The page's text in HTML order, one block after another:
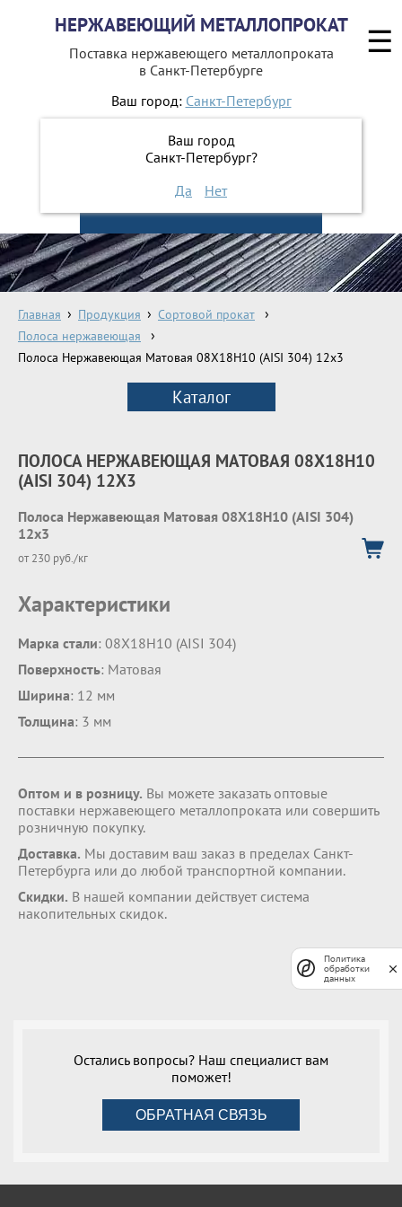
НЕРЖАВЕЮЩИЙ МЕТАЛЛОПРОКАТ
Поставка нержавеющего металлопроката
в Санкт-Петербурге
Ваш город: Санкт-Петербург
Ваш город
Санкт-Петербург?
Да
Нет
+7 (812)642-41-48
+7 (812)642-41-49
Главная Продукция
Сортовой прокат
Полоса нержавеющая
Полоса Нержавеющая Матовая 08Х18Н10 (AISI 304) 12х3
Каталог
ПОЛОСА НЕРЖАВЕЮЩАЯ МАТОВАЯ 08Х18Н10
(AISI 304) 12Х3
Полоса Нержавеющая Матовая 08Х18Н10 (AISI 304)
12х3
от 230 руб./кг
Характеристики
Марка стали: 08Х18Н10 (AISI 304)
Поверхность: Матовая
Ширина: 12 мм
Толщина: 3 мм
Оптом и в розницу. Вы можете заказать оптовые
поставки нержавеющего металлопроката или совершить
розничную покупку.
Доставка. Мы доставим ваш заказ в пределах Санкт-
Петербурга или до любой транспортной компании.
Скидки. В нашей компании действует система
накопительных скидок.
Остались вопросы? Наш специалист вам
поможет!
ОБРАТНАЯ СВЯЗЬ
☰
Политика
обработки
данных